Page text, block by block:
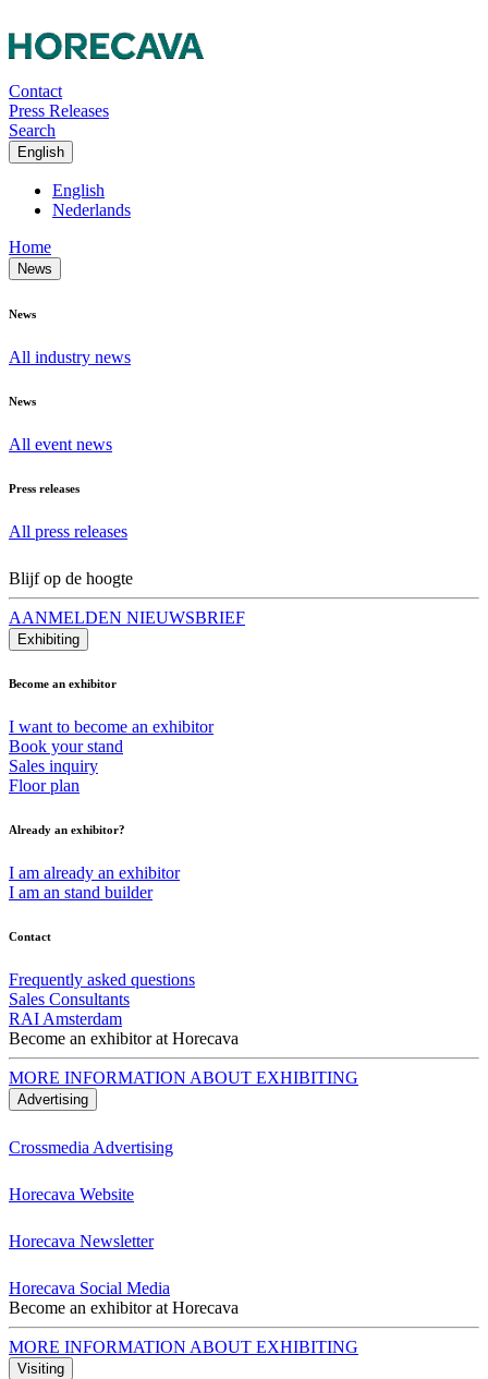
Contact
Press Releases
Search
English
English
Nederlands
Home
News
News
All industry news
News
All event news
Press releases
All press releases
Blijf op de hoogte
AANMELDEN NIEUWSBRIEF
Exhibiting
Become an exhibitor
I want to become an exhibitor
Book your stand
Sales inquiry
Floor plan
Already an exhibitor?
I am already an exhibitor
I am an stand builder
Contact
Frequently asked questions
Sales Consultants
RAI Amsterdam
Become an exhibitor at Horecava
MORE INFORMATION ABOUT EXHIBITING
Advertising
Crossmedia Advertising
Horecava Website
Horecava Newsletter
Horecava Social Media
Become an exhibitor at Horecava
MORE INFORMATION ABOUT EXHIBITING
Visiting